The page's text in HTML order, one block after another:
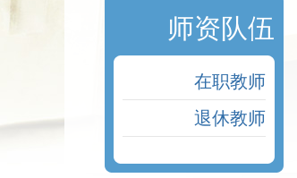
师资队伍
在职教师
退休教师